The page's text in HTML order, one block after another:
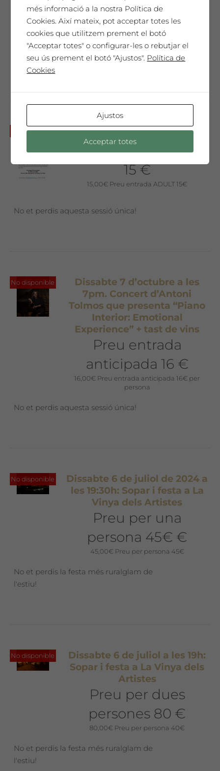
Ringana
12 €
12,00€Preu 12€ per persona
No et perdis aquesta sessió única!
No disponible
Diumenge 20 de novembre a
les 10am: Taller de Joguets de
Fades + Tast de vins i olis
15 €
15,00€ Preu entrada ADULT 15€
No et perdis aquesta sessió única!
No disponible
Dissabte 7 d’octubre a les
7pm. Concert d’Antoni
Tolmos que presenta “Piano
Interior: Emotional
Experience” + tast de vins
Preu entrada
anticipada 16 €
16,00€ Preu entrada anticipada 16€ per
persona
No et perdis aquesta sessió única!
No disponible
Dissabte 6 de juliol de 2024 a
les 19:30h: Sopar i festa a La
Vinya dels Artistes
Preu per una
persona 45€ €
45,00€ Preu per persona 45€
No et perdis la festa més ruralglam de
l'estiu!
No disponible
Dissabte 6 de juliol a les 19h:
Sopar i festa a La Vinya dels
Artistes
Preu per dues
persones 80 €
80,00€ Preu per persona 40€
No et perdis la festa més ruralglam de
l'estiu!
més informació a la nostra Política de
Cookies. Així mateix, pot acceptar totes les
cookies que utilitzem prement el botó
"Acceptar totes" o configurar-les o rebutjar el
seu ús prement el botó "Ajustos". Política de
Cookies
Ajustos
Acceptar totes